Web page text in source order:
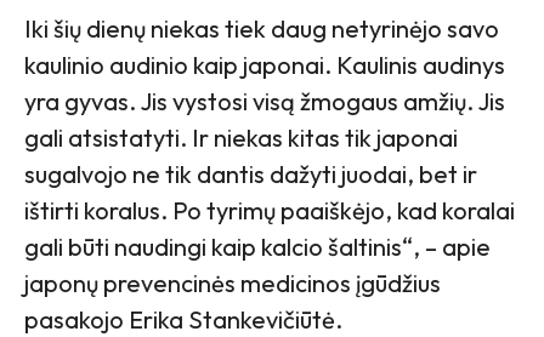
Iki šių dienų niekas tiek daug netyrinėjo savo
kaulinio audinio kaip japonai. Kaulinis audinys
yra gyvas. Jis vystosi visą žmogaus amžių. Jis
gali atsistatyti. Ir niekas kitas tik japonai
sugalvojo ne tik dantis dažyti juodai, bet ir
ištirti koralus. Po tyrimų paaiškėjo, kad koralai
gali būti naudingi kaip kalcio šaltinis“, – apie
japonų prevencinės medicinos įgūdžius
pasakojo Erika Stankevičiūtė.